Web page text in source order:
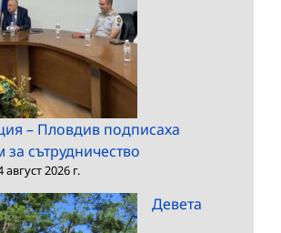
– Пловдив подписаха
сътрудничество
август 2026 г.
Девета